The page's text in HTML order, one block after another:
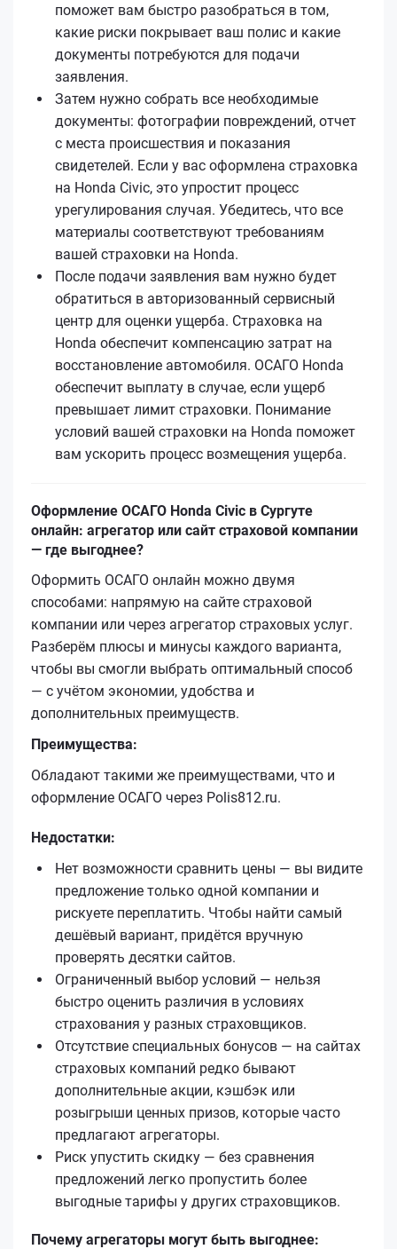
поможет вам быстро разобраться в том,
какие риски покрывает ваш полис и какие
документы потребуются для подачи
заявления.
Затем нужно собрать все необходимые
документы: фотографии повреждений, отчет
с места происшествия и показания
свидетелей. Если у вас оформлена страховка
на Honda Civic, это упростит процесс
урегулирования случая. Убедитесь, что все
материалы соответствуют требованиям
вашей страховки на Honda.
После подачи заявления вам нужно будет
обратиться в авторизованный сервисный
центр для оценки ущерба. Страховка на
Honda обеспечит компенсацию затрат на
восстановление автомобиля. ОСАГО Honda
обеспечит выплату в случае, если ущерб
превышает лимит страховки. Понимание
условий вашей страховки на Honda поможет
вам ускорить процесс возмещения ущерба.
Оформление ОСАГО Honda Civic в Сургуте
онлайн: агрегатор или сайт страховой компании
— где выгоднее?
Оформить ОСАГО онлайн можно двумя
способами: напрямую на сайте страховой
компании или через агрегатор страховых услуг.
Разберём плюсы и минусы каждого варианта,
чтобы вы смогли выбрать оптимальный способ
— с учётом экономии, удобства и
дополнительных преимуществ.
Преимущества:
Обладают такими же преимуществами, что и
оформление ОСАГО через Polis812.ru.
Недостатки:
Нет возможности сравнить цены — вы видите
предложение только одной компании и
рискуете переплатить. Чтобы найти самый
дешёвый вариант, придётся вручную
проверять десятки сайтов.
Ограниченный выбор условий — нельзя
быстро оценить различия в условиях
страхования у разных страховщиков.
Отсутствие специальных бонусов — на сайтах
страховых компаний редко бывают
дополнительные акции, кэшбэк или
розыгрыши ценных призов, которые часто
предлагают агрегаторы.
Риск упустить скидку — без сравнения
предложений легко пропустить более
выгодные тарифы у других страховщиков.
Почему агрегаторы могут быть выгоднее: